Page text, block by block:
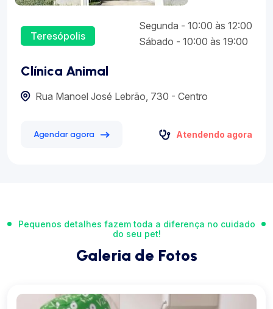
Teresópolis
Segunda - 10:00 às 12:00
Sábado - 10:00 às 19:00
Clínica Animal
Rua Manoel José Lebrão, 730 - Centro
Agendar agora Atendendo agora
Pequenos detalhes fazem toda a diferença no cuidado
do seu pet!
Galeria de Fotos